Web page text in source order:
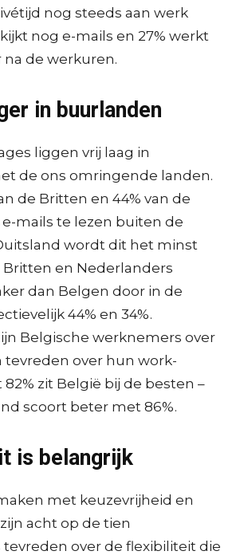
nog steeds aan werk
nog e-mails en 27% werkt
na de werkuren.
in buurlanden
liggen vrij laag in
de ons omringende landen.
de Britten en 44% van de
mails te lezen buiten de
wordt dit het minst
Britten en Nederlanders
dan Belgen door in de
44% en 34%.
Belgische werknemers over
over hun work-
82% zit België bij de besten –
scoort beter met 86%.
is belangrijk
met keuzevrijheid en
acht op de tien
over de flexibiliteit die